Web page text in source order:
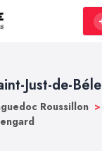
Just-de-
Roussillon >